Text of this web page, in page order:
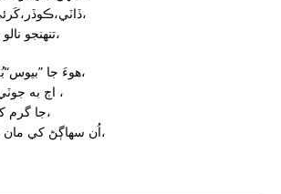
ڏاٽي،ڪوڏر،کَرئي،گھوٻي،هَر تي لکان،
تنهنجو نالو وٺي توتي لکندو رهان،
هوءَ جا ”بيوس“بُکن تي مڙهي منڊ ٿي،
اڄ به جوٽي اسر جو اُٿي جنڊ ٿي ،
جا گرم کير ۾ پئي گڏي کنڊ ٿي،
اُن سهاڳڻ کي مان ڪيئن نه سجدو ڪيان،